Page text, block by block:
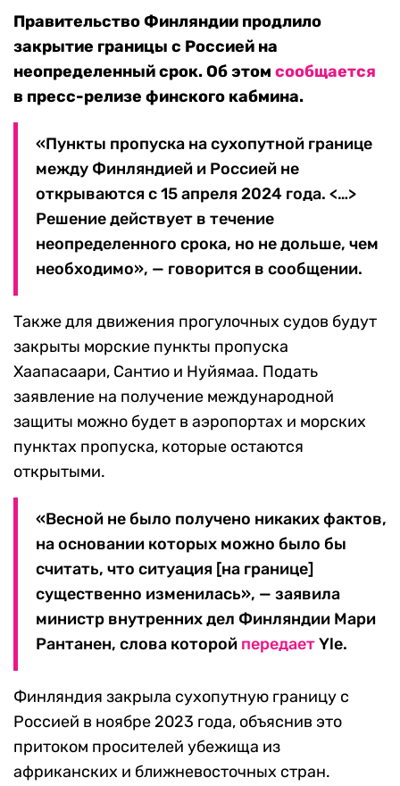
Правительство Финляндии продлило
закрытие границы с Россией на
неопределенный срок. Об этом сообщается
в пресс-релизе финского кабмина.
«Пункты пропуска на сухопутной границе
между Финляндией и Россией не
открываются с 15 апреля 2024 года. <…>
Решение действует в течение
неопределенного срока, но не дольше, чем
необходимо», — говорится в сообщении.
Также для движения прогулочных судов будут
закрыты морские пункты пропуска
Хаапасаари, Сантио и Нуйямаа. Подать
заявление на получение международной
защиты можно будет в аэропортах и морских
пунктах пропуска, которые остаются
открытыми.
«Весной не было получено никаких фактов,
на основании которых можно было бы
считать, что ситуация [на границе]
существенно изменилась», — заявила
министр внутренних дел Финляндии Мари
Рантанен, слова которой передаетYle.
Финляндия закрыла сухопутную границу с
Россией в ноябре 2023 года, объяснив это
притоком просителей убежища из
африканских и ближневосточных стран.